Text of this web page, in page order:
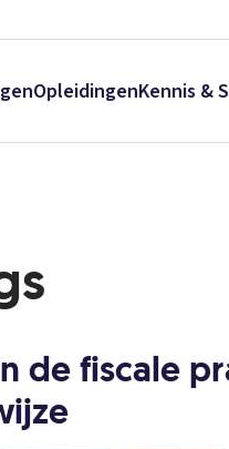
OpleidingenKennis &
de fiscale